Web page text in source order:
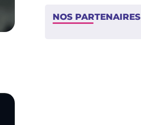
NOS PARTENAIRES